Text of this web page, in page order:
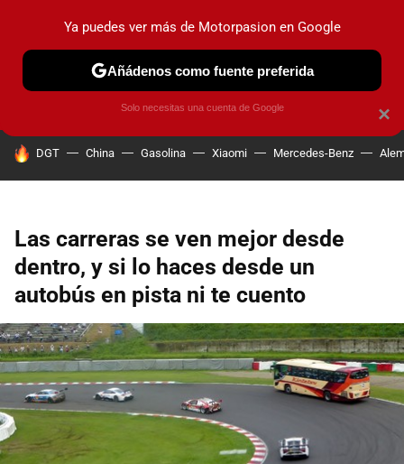
PRUEBAS COCHES ELÉCTRICOS OBSERVATORIO
HOY SE HABLA DE
DGT China Gasolina Xiaomi Mercedes-Benz
Las carreras se ven mejor desde
dentro, y si lo haces desde un
autobús en pista ni te cuento
×
Ya puedes ver más de Motorpasion en Google
Añádenos como fuente preferida
Solo necesitas una cuenta de Google